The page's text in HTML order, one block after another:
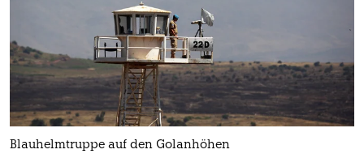
Blauhelmtruppe auf den Golanhöhen